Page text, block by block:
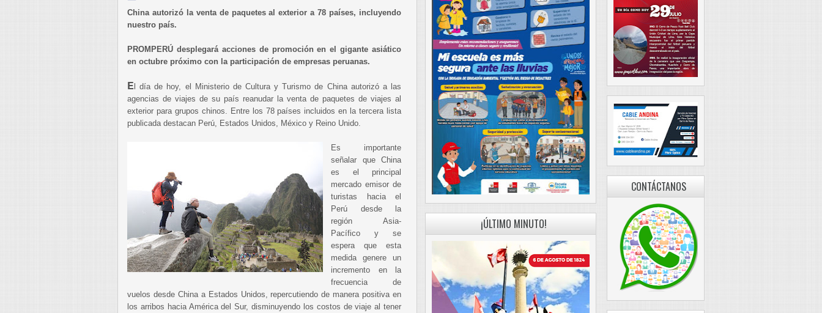
China autorizó la venta de paquetes al exterior a 78 países, incluyendo
nuestro país.
PROMPERÚ desplegará acciones de promoción en el gigante asiático
en octubre próximo con la participación de empresas peruanas.
E l día de hoy, el Ministerio de Cultura y Turismo de China autorizó a las
agencias de viajes de su país reanudar la venta de paquetes de viajes al
exterior para grupos chinos. Entre los 78 países incluidos en la tercera lista
publicada destacan Perú, Estados Unidos, México y Reino Unido.
Es importante
señalar que China
es el principal
mercado emisor de
turistas hacia el
Perú desde la
región Asia-
Pacífico y se
espera que esta
medida genere un
incremento en la
frecuencia de
vuelos desde China a Estados Unidos, repercutiendo de manera positiva en
los arribos hacia América del Sur, disminuyendo los costos de viaje al tener
¡ÚLTIMO MINUTO!
CONTÁCTANOS